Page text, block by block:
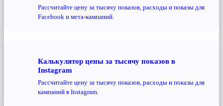
Рассчитайте цену за тысячу показов, расходы и показы для
Facebook и мета-кампаний.
Калькулятор цены за тысячу показов в
Instagram
Рассчитайте цену за тысячу показов, расходы и показы для
кампаний в Instagram.